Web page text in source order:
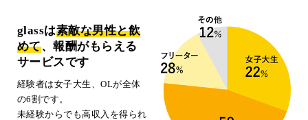
glassは素敵な男性と飲
めて、報酬がもらえる
サービスです
経験者は女子大生、OLが全体
の6割です。
未経験からでも高収入を得られ